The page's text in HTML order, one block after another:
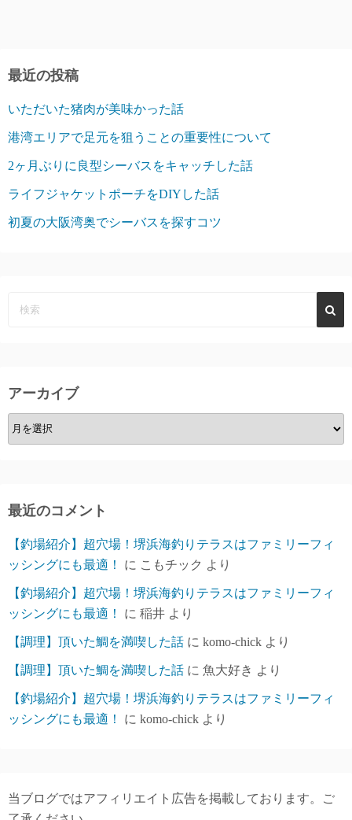
最近の投稿
いただいた猪肉が美味かった話
港湾エリアで足元を狙うことの重要性について
2ヶ月ぶりに良型シーバスをキャッチした話
ライフジャケットポーチをDIYした話
初夏の大阪湾奥でシーバスを探すコツ
アーカイブ
ア
ー
ブ
最近のコメント
【釣場紹介】超穴場！堺浜海釣りテラスはファミリーフィ
ッシングにも最適！
に こもチック より
【釣場紹介】超穴場！堺浜海釣りテラスはファミリーフィ
ッシングにも最適！
に 稲井 より
【調理】頂いた鯛を満喫した話 に komo-chick より
【調理】頂いた鯛を満喫した話 に 魚大好き より
【釣場紹介】超穴場！堺浜海釣りテラスはファミリーフィ
ッシングにも最適！
に komo-chick より
当ブログではアフィリエイト広告を掲載しております。ご